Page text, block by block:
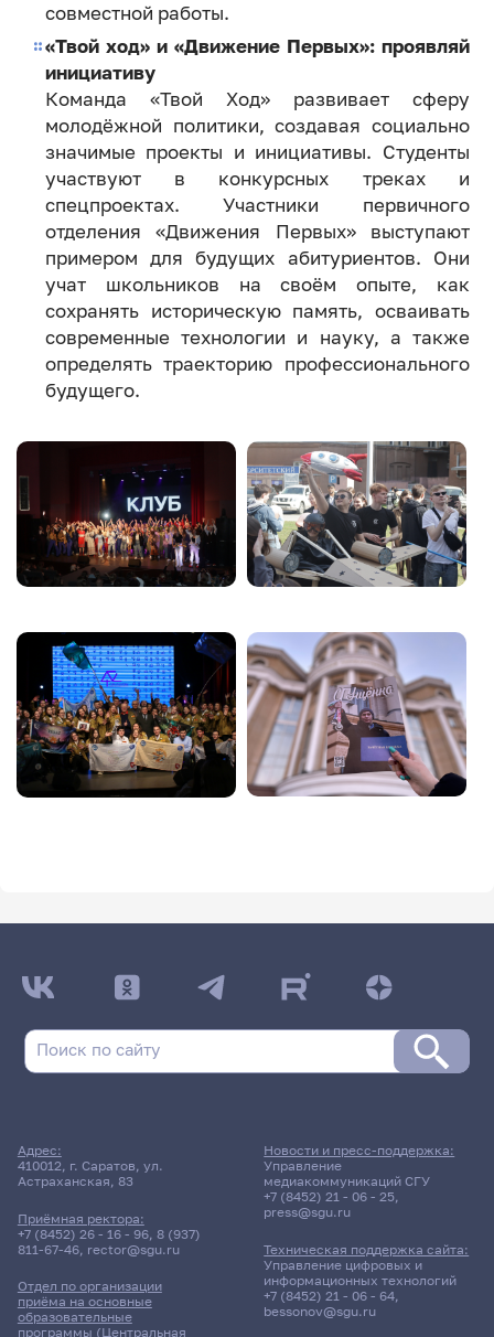
совместной работы.
«Твой ход» и «Движение Первых»: проявляй
инициативу
Команда «Твой Ход» развивает сферу
молодёжной политики, создавая социально
значимые проекты и инициативы. Студенты
участвуют в конкурсных треках и
спецпроектах. Участники первичного
отделения «Движения Первых» выступают
примером для будущих абитуриентов. Они
учат школьников на своём опыте, как
сохранять историческую память, осваивать
современные технологии и науку, а также
определять траекторию профессионального
будущего.
Image Image
Image Image
Адрес:
410012, г. Саратов, ул.
Астраханская, 83
Приёмная ректора:
+7 (8452) 26 - 16 - 96, 8 (937)
811-67-46, rector@sgu.ru
Отдел по организации
приёма на основные
образовательные
программы (Центральная
Новости и пресс-поддержка:
Управление
медиакоммуникаций СГУ
+7 (8452) 21 - 06 - 25,
press@sgu.ru
Техническая поддержка сайта:
Управление цифровых и
информационных технологий
+7 (8452) 21 - 06 - 64,
bessonov@sgu.ru